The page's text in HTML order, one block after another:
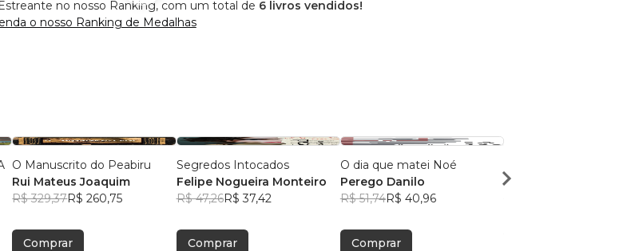
no nosso Ranking, com um total de 6 livros vendidos!
o nosso Ranking de Medalhas
O Manuscrito do Peabiru
Rui Mateus Joaquim
R$ 329,37R$ 260,75
Comprar
Segredos Intocados
Felipe Nogueira Monteiro
R$ 47,26R$ 37,42
Comprar
O dia que matei Noé
Perego Danilo
R$ 51,74R$ 40,96
Comprar
Pamela Stumpf